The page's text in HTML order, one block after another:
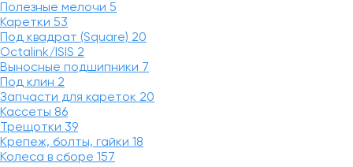
Полезные мелочи 5
Каретки 53
Под квадрат (Square) 20
Octalink/ISIS 2
Выносные подшипники 7
Под клин 2
Запчасти для кареток 20
Кассеты 86
Трещотки 39
Крепеж, болты, гайки 18
Колеса в сборе 157